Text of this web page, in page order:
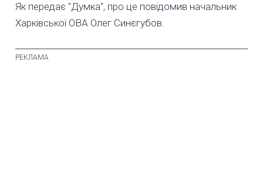
Як передає "Думка", про це повідомив начальник
Харківської ОВА Олег Синєгубов.